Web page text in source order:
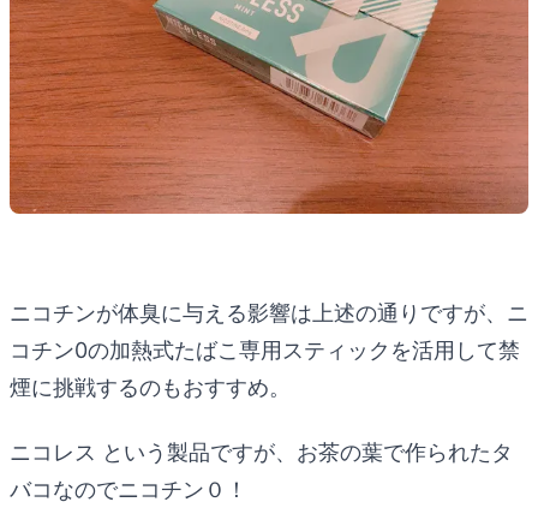
ニコチンが体臭に与える影響は上述の通りですが、ニ
コチン0の加熱式たばこ専用スティックを活用して禁
煙に挑戦するのもおすすめ。
ニコレス という製品ですが、お茶の葉で作られたタ
バコなのでニコチン０！